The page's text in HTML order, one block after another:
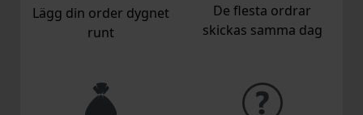
Lägg din order dygnet
runt
De flesta ordrar
skickas samma dag